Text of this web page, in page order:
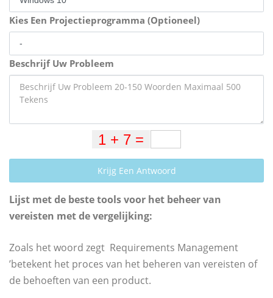
Kies Een Projectieprogramma (Optioneel)
Beschrijf Uw Probleem
Krijg Een Antwoord
Lijst met de beste tools voor het beheer van
vereisten met de vergelijking:
Zoals het woord zegt Requirements Management
’betekent het proces van het beheren van vereisten of
de behoeften van een product.